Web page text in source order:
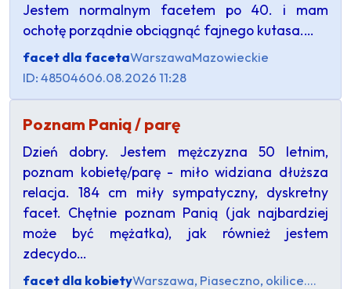
Jestem normalnym facetem po 40. i mam
ochotę porządnie obciągnąć fajnego kutasa.…
facet dla facetaWarszawaMazowieckie
ID: 48504606.08.2026 11:28
Poznam Panią / parę
Dzień dobry. Jestem mężczyzna 50 letnim,
poznam kobietę/parę - miło widziana dłuższa
relacja. 184 cm miły sympatyczny, dyskretny
facet. Chętnie poznam Panią (jak najbardziej
może być mężatka), jak również jestem
zdecydo…
facet dla kobietyWarszawa, Piaseczno, okilice....